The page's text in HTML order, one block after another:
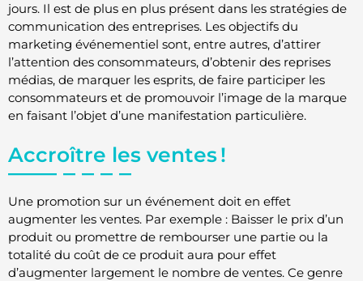
jours. Il est de plus en plus présent dans les stratégies de
communication des entreprises. Les objectifs du
marketing événementiel sont, entre autres, d’attirer
l’attention des consommateurs, d’obtenir des reprises
médias, de marquer les esprits, de faire participer les
consommateurs et de promouvoir l’image de la marque
en faisant l’objet d’une manifestation particulière.
Accroître les ventes !
Une promotion sur un événement doit en effet
augmenter les ventes. Par exemple : Baisser le prix d’un
produit ou promettre de rembourser une partie ou la
totalité du coût de ce produit aura pour effet
d’augmenter largement le nombre de ventes. Ce genre